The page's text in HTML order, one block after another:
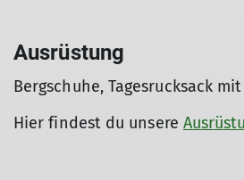
Ausrüstung
Bergschuhe, Tagesrucksack
Hier findest du unsere